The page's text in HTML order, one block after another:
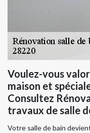
Voulez-vous
maison et
Consultez
travaux de salle
Votre salle de bain